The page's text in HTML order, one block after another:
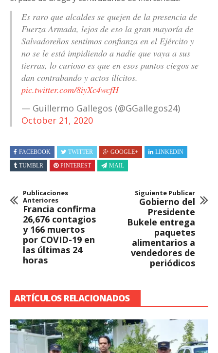
Es raro que alcaldes se quejen de la presencia de
Fuerza Armada, lejos de eso la gran mayoría de
Salvadoreños sentimos confianza en el Ejército y
no se le está impidiendo a nadie que vaya a sus
tierras, lo curioso es que en esos puntos ciegos se
dan contrabando y actos ilícitos.
pic.twitter.com/8iyXc4wcfH
— Guillermo Gallegos (@GGallegos24)
October 21, 2020
FACEBOOK TWITTER GOOGLE+
LINKEDIN
TUMBLR
PINTEREST MAIL
Publicaciones
Anteriores
Francia confirma
26,676 contagios
y 166 muertos
por COVID-19 en
las últimas 24
horas
Siguiente Publicar
Gobierno del
Presidente
Bukele entrega
paquetes
alimentarios a
vendedores de
periódicos
ARTÍCULOS RELACIONADOS